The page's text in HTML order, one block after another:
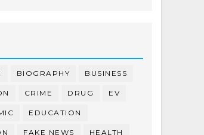
BIOGRAPHY BUSINESS
CRIME DRUG EV
EDUCATION
FAKE NEWS HEALTH